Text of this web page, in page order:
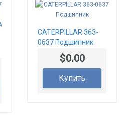
CATERPILLAR 363-
0637 Подшипник
$0.00
Купить